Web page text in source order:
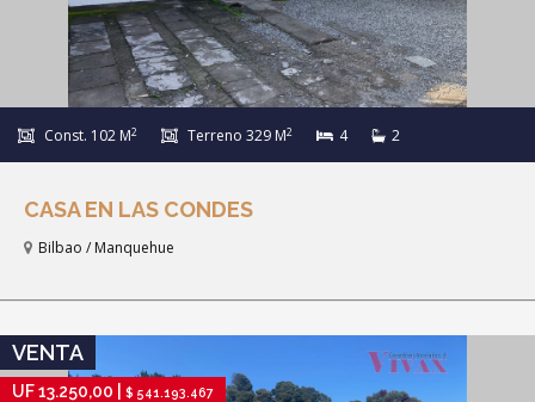
Const. 102 M2 Terreno 329 M2 4 2
CASA EN LAS CONDES
Bilbao / Manquehue
VENTA
UF 13.250,00 | $ 541.193.467